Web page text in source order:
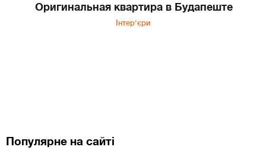
Оригинальная квартира в Будапеште
Інтер'єри
Популярне на сайті